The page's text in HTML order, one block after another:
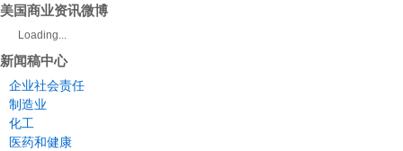
美国商业资讯微博
Loading...
新闻稿中心
企业社会责任
制造业
化工
医药和健康